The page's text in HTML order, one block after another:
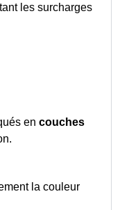
les surcharges
en couches
la couleur